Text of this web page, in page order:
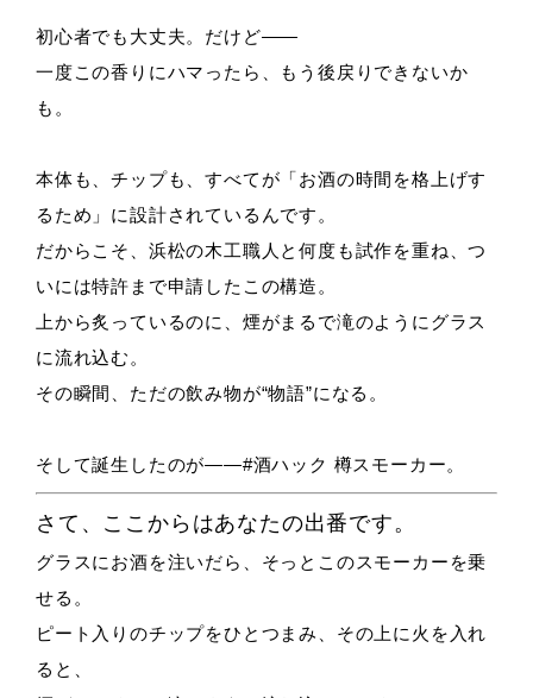
初心者でも大丈夫。だけど——
一度この香りにハマったら、もう後戻りできないか
も。
本体も、チップも、すべてが「お酒の時間を格上げす
るため」に設計されているんです。
だからこそ、浜松の木工職人と何度も試作を重ね、つ
いには特許まで申請したこの構造。
上から炙っているのに、煙がまるで滝のようにグラス
に流れ込む。
その瞬間、ただの飲み物が“物語”になる。
そして誕生したのが——#酒ハック 樽スモーカー。
さて、ここからはあなたの出番です。
グラスにお酒を注いだら、そっとこのスモーカーを乗
せる。
ピート入りのチップをひとつまみ、その上に火を入れ
ると、